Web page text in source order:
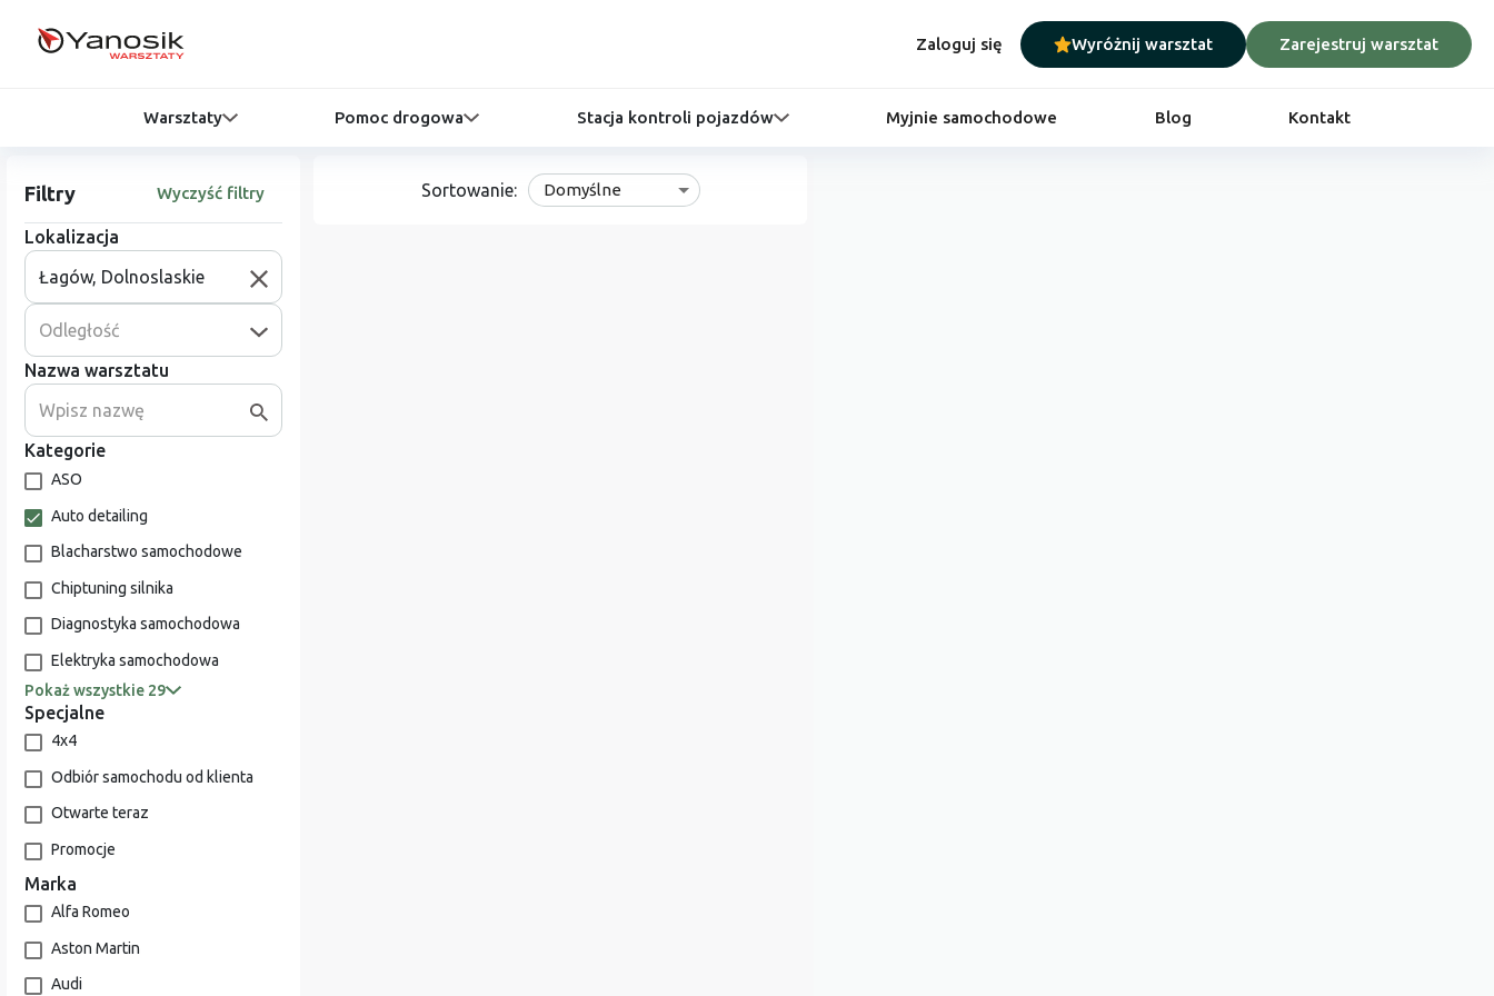
Zaloguj się Wyróżnij warsztat Zarejestruj warsztat
Warsztaty Pomoc drogowa Stacja kontroli pojazdów Myjnie samochodowe Blog Kontakt
Filtry Wyczyść filtry
Lokalizacja
Odległość
Nazwa warsztatu
Kategorie
ASO
Auto detailing
Blacharstwo samochodowe
Chiptuning silnika
Diagnostyka samochodowa
Elektryka samochodowa
Pokaż wszystkie 29
Specjalne
4x4
Odbiór samochodu od klienta
Otwarte teraz
Promocje
Marka
Alfa Romeo
Aston Martin
Audi
Sortowanie: Domyślne